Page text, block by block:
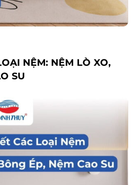
NỆM: NỆM LÒ XO,
SU